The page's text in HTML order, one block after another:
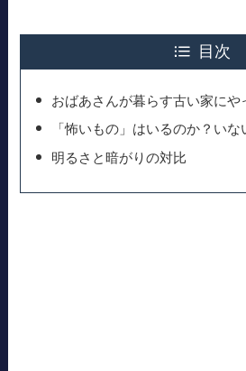
目次
おばあさんが暮らす古い家にや
「怖いもの」はいるのか？いな
明るさと暗がりの対比